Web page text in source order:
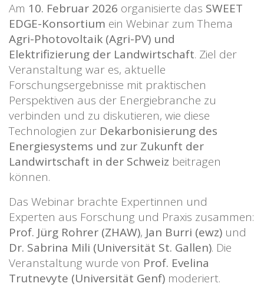
Am 10. Februar 2026 organisierte das SWEET
EDGE-Konsortium ein Webinar zum Thema
Agri-Photovoltaik (Agri-PV) und
Elektrifizierung der Landwirtschaft. Ziel der
Veranstaltung war es, aktuelle
Forschungsergebnisse mit praktischen
Perspektiven aus der Energiebranche zu
verbinden und zu diskutieren, wie diese
Technologien zur Dekarbonisierung des
Energiesystems und zur Zukunft der
Landwirtschaft in der Schweiz beitragen
können.
Das Webinar brachte Expertinnen und
Experten aus Forschung und Praxis zusammen:
Prof. Jürg Rohrer (ZHAW), Jan Burri (ewz) und
Dr. Sabrina Mili (Universität St. Gallen). Die
Veranstaltung wurde von Prof. Evelina
Trutnevyte (Universität Genf) moderiert.